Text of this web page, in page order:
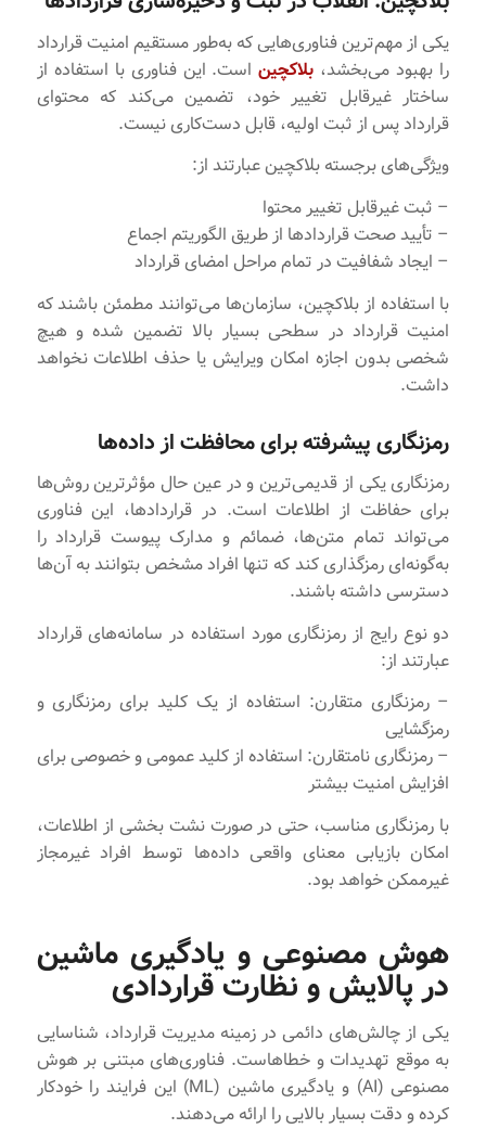
یکی از مهم‌ترین فناوری‌هایی که به‌طور مستقیم امنیت قرارداد
را بهبود می‌بخشد، بلاکچیناست. این فناوری با استفاده از
ساختار غیرقابل تغییر خود، تضمین می‌کند که محتوای
قرارداد پس از ثبت اولیه، قابل دست‌کاری نیست.
ویژگی‌های برجسته بلاکچین عبارتند از:
– ثبت غیرقابل تغییر محتوا
– تأیید صحت قراردادها از طریق الگوریتم اجماع
– ایجاد شفافیت در تمام مراحل امضای قرارداد
با استفاده از بلاکچین، سازمان‌ها می‌توانند مطمئن باشند که
امنیت قرارداد در سطحی بسیار بالا تضمین شده و هیچ
شخصی بدون اجازه امکان ویرایش یا حذف اطلاعات نخواهد
داشت.
رمزنگاری پیشرفته برای محافظت از داده‌ها
رمزنگاری یکی از قدیمی‌ترین و در عین حال مؤثرترین روش‌ها
برای حفاظت از اطلاعات است. در قراردادها، این فناوری
می‌تواند تمام متن‌ها، ضمائم و مدارک پیوست قرارداد را
به‌گونه‌ای رمزگذاری کند که تنها افراد مشخص بتوانند به آن‌ها
دسترسی داشته باشند.
دو نوع رایج از رمزنگاری مورد استفاده در سامانه‌های قرارداد
عبارتند از:
– رمزنگاری متقارن: استفاده از یک کلید برای رمزنگاری و
رمزگشایی
– رمزنگاری نامتقارن: استفاده از کلید عمومی و خصوصی برای
افزایش امنیت بیشتر
با رمزنگاری مناسب، حتی در صورت نشت بخشی از اطلاعات،
امکان بازیابی معنای واقعی داده‌ها توسط افراد غیرمجاز
غیرممکن خواهد بود.
هوش مصنوعی و یادگیری ماشین
در پالایش و نظارت قراردادی
یکی از چالش‌های دائمی در زمینه مدیریت قرارداد، شناسایی
به موقع تهدیدات و خطاهاست. فناوری‌های مبتنی بر هوش
مصنوعی (AI) و یادگیری ماشین (ML) این فرایند را خودکار
کرده و دقت بسیار بالایی را ارائه می‌دهند.